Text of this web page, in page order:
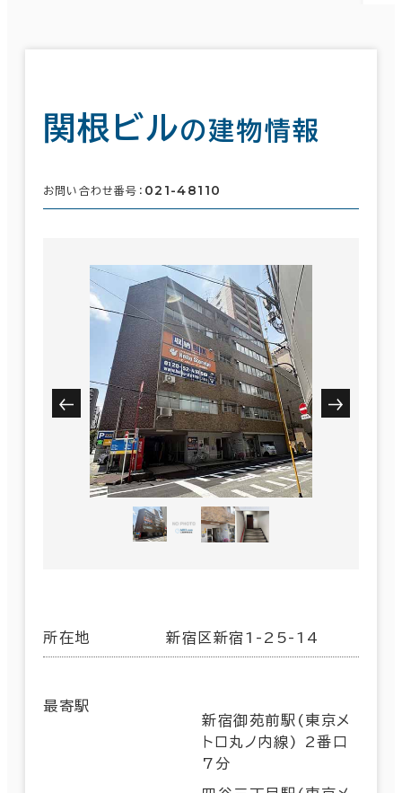
関根ビルの建物情報
お問い合わせ番号： 021-48110
所在地 新宿区新宿1-25-14
最寄駅
新宿御苑前駅(東京メ
トロ丸ノ内線) 2番口
7分